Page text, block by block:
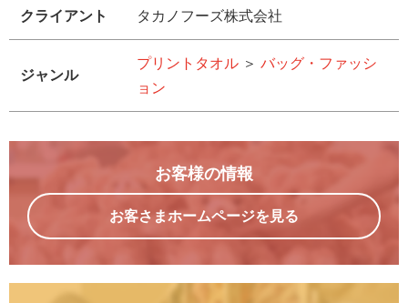
クライアント タカノフーズ株式会社
ジャンル
プリントタオル ＞ バッグ・ファッシ
ョン
お客様の情報
お客さまホームページを見る